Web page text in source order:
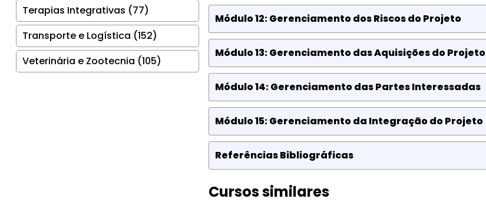
Terapias Integrativas (77)
Transporte e Logística (152)
Veterinária e Zootecnia (105)
Módulo 12: Gerenciamento dos Riscos do Projeto
Módulo 13: Gerenciamento das Aquisições do Projeto
Módulo 14: Gerenciamento das Partes Interessadas
Módulo 15: Gerenciamento da Integração do Projeto
Referências Bibliográficas
Cursos similares